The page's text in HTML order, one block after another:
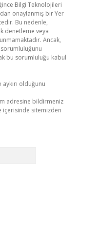
Bilgi Teknolojileri
onaylanmış bir Yer
Bu nedenle,
denetleme veya
Ancak,
bu sorumluluğu kabul
olduğunu
adresine bildirmeniz
içerisinde sitemizden